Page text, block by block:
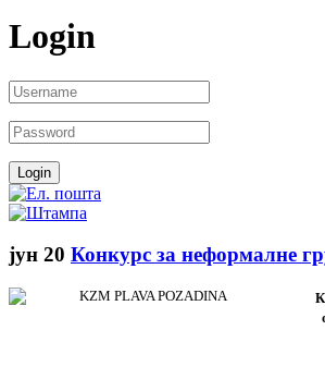
Login
јун 20 Конкурс за неформалне